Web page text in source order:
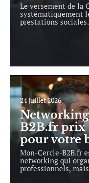
Le versement de la
systématiquement
prestations
24 juillet 2026
B2B.fr prix
pour votre
Mon-Cercle-B2B.fr
networking qui
professionnels,